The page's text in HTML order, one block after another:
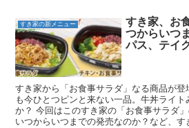
すき家の新メニュー
すき家、お
つからいつ
パス、テイ
すき家から「お食事サラダ」なる商品が
も今ひとつピンと来ない一品。牛丼ライト
か？ 今回はこのすき家の「お食事サラダ
いつからいつまでの発売なのか？など、す